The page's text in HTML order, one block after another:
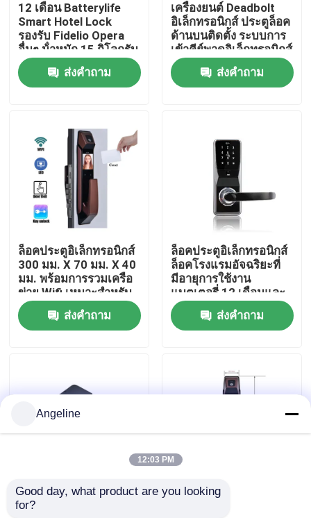
สินค้า
วิดีโอ
เกี่ยวกับเรา
ทัวร์โรงงาน
ควบคุมคุณภาพ
Download
12 เดือน Batterylife
Smart Hotel Lock
รองรับ Fidelio Opera
อื่นๆ น้ําหนัก 15 กิโลกรัม
เหมาะสําหรับการแก้ไข
ความปลอดภัยของ
โรงแรม
ส่งคำถาม
เครื่องยนต์ Deadbolt
อิเล็กทรอนิกส์ ประตูล็อค
ด้านบนติดตั้ง ระบบการ
เข้าคีย์พาดอิเล็กทรอนิกส์
ออกแบบสําหรับอาคาร
อาศัยการค้าส่งคำถาม
ล็อคประตูอิเล็กทรอนิกส์
300 มม. X 70 มม. X 40
มม. พร้อมการรวมเครือ
ข่าย Wifi เหมาะสำหรับ
โซลูชั่นความปลอดภัย
เชิงพาณิชย์ส่งคำถาม
ล็อคประตูอิเล็กทรอนิกส์
ล็อคโรงแรมอัจฉริยะที่
มีอายุการใช้งาน
แบตเตอรี่ 12 เดือนและ
ร่อง 70x95 มม. 62x95
มม. เหมาะสำหรับการ
ควบคุมการเข้าถึงของ
ส่งคำถาม
PMS Fidelio ระบบล็อก
อิเล็กทรอนิกส์ 1.5
PMS Fidelio สมัคร
Angeline
12:03 PM
Good day, what product are you looking
for?